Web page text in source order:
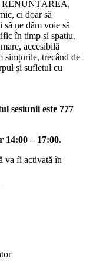
RENUNȚAREA,
ci doar să
ne dăm voie să
în timp și spațiu.
accesibilă
simțurile, trecând de
și sufletul cu
sesiunii este 777
14:00 – 17:00.
va fi activată în